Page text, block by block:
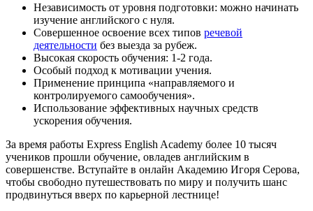
Независимость от уровня подготовки: можно начинать
изучение английского с нуля.
Совершенное освоение всех типов речевой
деятельности без выезда за рубеж.
Высокая скорость обучения: 1-2 года.
Особый подход к мотивации учения.
Применение принципа «направляемого и
контролируемого самообучения».
Использование эффективных научных средств
ускорения обучения.
За время работы Express English Academy более 10 тысяч
учеников прошли обучение, овладев английским в
совершенстве. Вступайте в онлайн Академию Игоря Серова,
чтобы свободно путешествовать по миру и получить шанс
продвинуться вверх по карьерной лестнице!